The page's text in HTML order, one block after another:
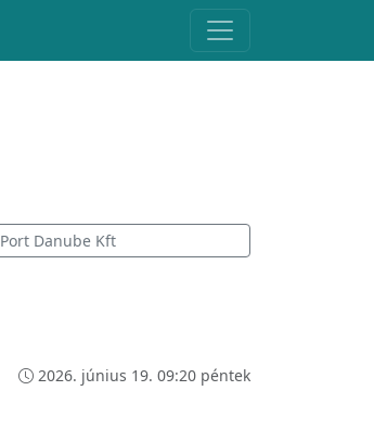
Port Danube Kft
2026. június 19. 09:20 péntek